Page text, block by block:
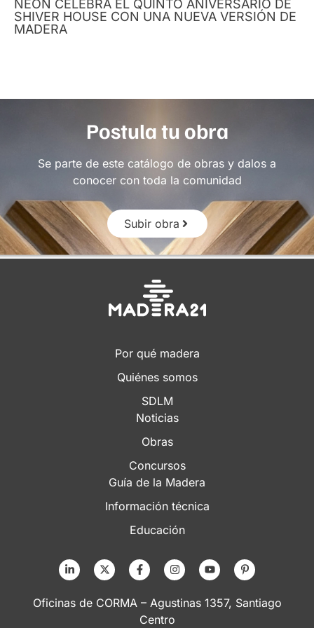
NEON CELEBRA EL QUINTO ANIVERSARIO DE
SHIVER HOUSE CON UNA NUEVA VERSIÓN DE
MADERA
Postula tu obra
Se parte de este catálogo de obras y dalos a
conocer con toda la comunidad
Subir obra
Por qué madera
Quiénes somos
SDLM
Noticias
Obras
Concursos
Guía de la Madera
Información técnica
Educación
Oficinas de CORMA – Agustinas 1357, Santiago
Centro